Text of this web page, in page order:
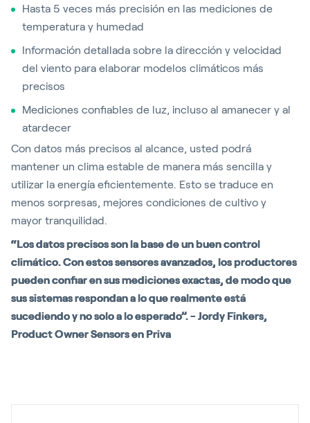
Hasta 5 veces más precisión en las mediciones de
temperatura y humedad
Información detallada sobre la dirección y velocidad
del viento para elaborar modelos climáticos más
precisos
Mediciones confiables de luz, incluso al amanecer y al
atardecer
Con datos más precisos al alcance, usted podrá
mantener un clima estable de manera más sencilla y
utilizar la energía eficientemente. Esto se traduce en
menos sorpresas, mejores condiciones de cultivo y
mayor tranquilidad.
“Los datos precisos son la base de un buen control
climático. Con estos sensores avanzados, los productores
pueden confiar en sus mediciones exactas, de modo que
sus sistemas respondan a lo que realmente está
sucediendo y no solo a lo esperado”. - Jordy Finkers,
Product Owner Sensors en Priva